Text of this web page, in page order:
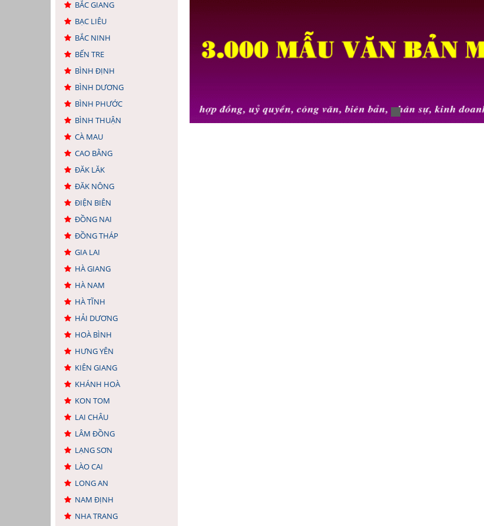
BẮC GIANG
BẠC LIÊU
BẮC NINH
BẾN TRE
BÌNH ĐỊNH
BÌNH DƯƠNG
BÌNH PHƯỚC
BÌNH THUẬN
CÀ MAU
CAO BẰNG
ĐĂK LĂK
ĐĂK NÔNG
ĐIỆN BIÊN
ĐỒNG NAI
ĐỒNG THÁP
GIA LAI
HÀ GIANG
HÀ NAM
HÀ TĨNH
HẢI DƯƠNG
HOÀ BÌNH
HƯNG YÊN
KIÊN GIANG
KHÁNH HOÀ
KON TOM
LAI CHÂU
LÂM ĐỒNG
LẠNG SƠN
LÀO CAI
LONG AN
NAM ĐỊNH
NHA TRANG